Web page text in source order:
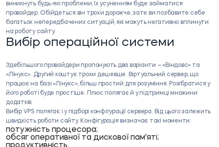
виникнуть будь-які проблеми, їх усуненням буде займатися
провайдер. Обійдеться він трохи дорожче, зате ви позбавите себе
багатьох непередбачених ситуацій, які можуть негативно вплинути
на роботу сайту.
Вибір операційної системи
Здебільшого провайдери пропонують два варіанти – «Віндовс» та
«Лінукс». Другий коштує трохи дешевше. Віртуальний сервер, що
працює на базі «Лінукс», більш простий для розуміння. Розібратися у
його роботі буде простіше. Плюс полягає й у підтримці множини
додатків.
Вибір VPS полягає і у підборі конфігурації сервера. Від цього залежить
швидкість роботи сайту. Конфігурація визначає такі моменти:
потужність процесора;
обсяг оперативної та дискової пам'яті;